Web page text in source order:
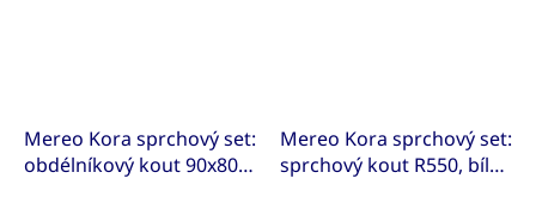
Mereo Kora sprchový set:
obdélníkový kout 90x80
Mereo Kora sprchový set:
sprchový kout R550, bílý